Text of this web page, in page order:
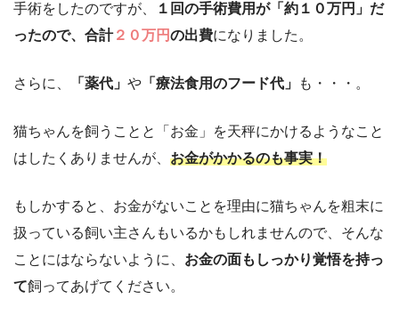
手術をしたのですが、
１回の手術費用が「約１０万円」だ
ったので、合計２０万円の出費になりました。
さらに、 「薬代」 や 「療法食用のフード代」 も・・・。
猫ちゃんを飼うことと「お金」を天秤にかけるようなこと
はしたくありませんが、 お金がかかるのも事実！
もしかすると、お金がないことを理由に猫ちゃんを粗末に
扱っている飼い主さんもいるかもしれませんので、そんな
ことにはならないように、 お金の面もしっかり覚悟を持っ
て飼ってあげてください。